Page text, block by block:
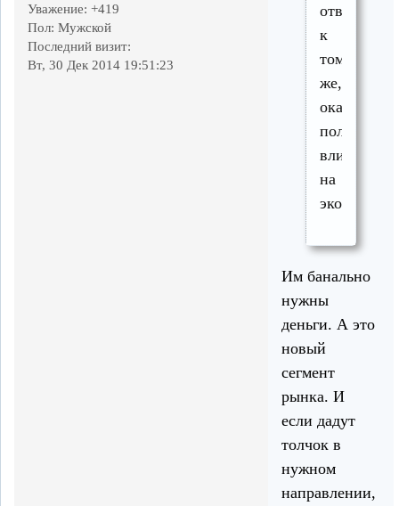
Уважение: +419
Пол: Мужской
Последний визит:
Вт, 30 Дек 2014 19:51:23
к
тому
же,
окажет
влияние
на
экономику
Им банально
нужны
деньги. А это
новый
сегмент
рынка. И
если дадут
толчок в
нужном
направлении,